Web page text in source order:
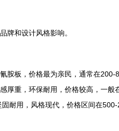
牌和设计风格影响。
胺板，价格最为亲民，通常在
厚重，环保耐用，价格较高，一
耐用，风格现代，价格区间在500-